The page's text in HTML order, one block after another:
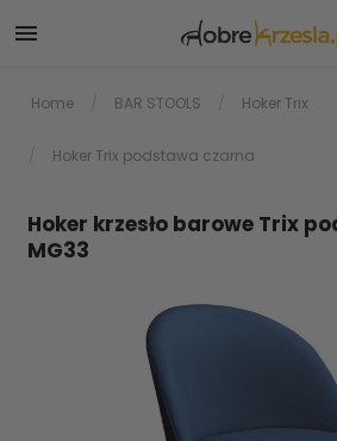

Home BAR STOOLS Hoker Trix
Hoker Trix podstawa czarna
Hoker krzesło barowe Trix
MG33